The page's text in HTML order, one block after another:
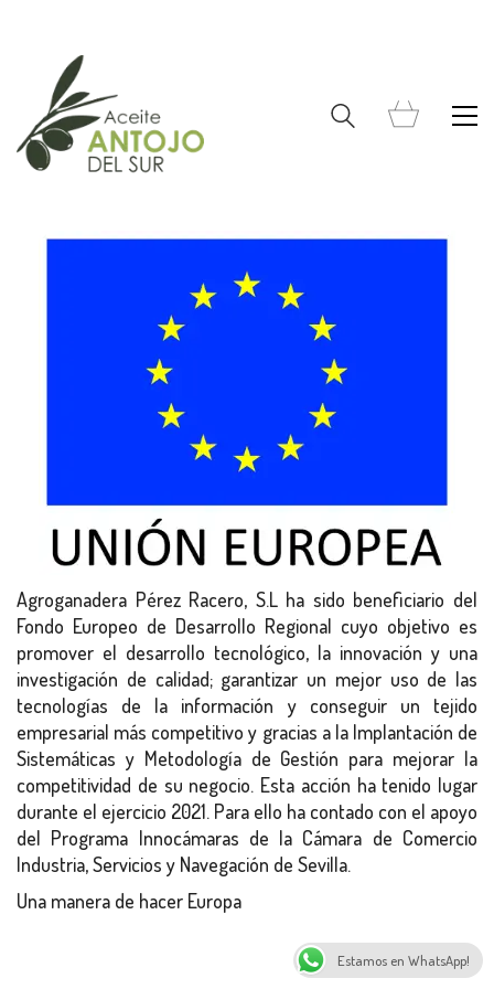
Agroganadera Pérez Racero, S.L ha sido beneficiario del
Fondo Europeo de Desarrollo Regional cuyo objetivo es
promover el desarrollo tecnológico, la innovación y una
investigación de calidad; garantizar un mejor uso de las
tecnologías de la información y conseguir un tejido
empresarial más competitivo y gracias a la Implantación de
Sistemáticas y Metodología de Gestión para mejorar la
competitividad de su negocio. Esta acción ha tenido lugar
durante el ejercicio 2021. Para ello ha contado con el apoyo
del Programa Innocámaras de la Cámara de Comercio
Industria, Servicios y Navegación de Sevilla.
Una manera de hacer Europa
Estamos en WhatsApp!